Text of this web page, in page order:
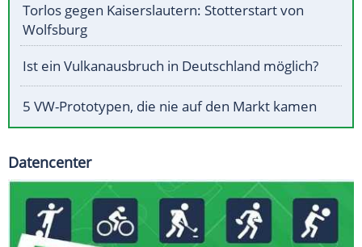
Torlos gegen Kaiserslautern: Stotterstart von
Wolfsburg
Ist ein Vulkanausbruch in Deutschland möglich?
5 VW-Prototypen, die nie auf den Markt kamen
Datencenter